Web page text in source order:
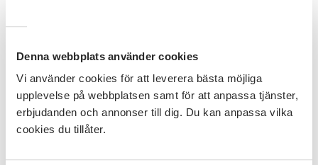
Denna webbplats använder cookies
Vi använder cookies för att leverera bästa möjliga
upplevelse på webbplatsen samt för att anpassa tjänster,
erbjudanden och annonser till dig. Du kan anpassa vilka
cookies du tillåter.
Bra att veta
Kostnad: 150 kr/gång
Anmälningsinformation
Anmäl dig innan första träffen